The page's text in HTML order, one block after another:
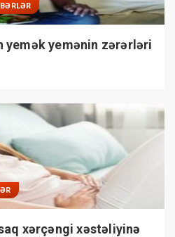
yemək yemənin zərərləri
xərçəngi xəstəliyinə